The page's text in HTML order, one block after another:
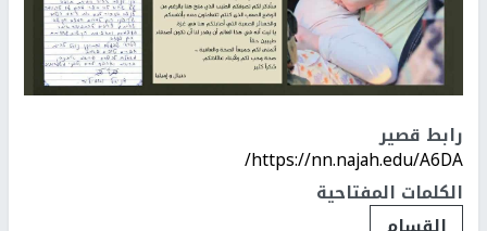
رابط قصير
https://nn.najah.edu/A6DA/
الكلمات المفتاحية